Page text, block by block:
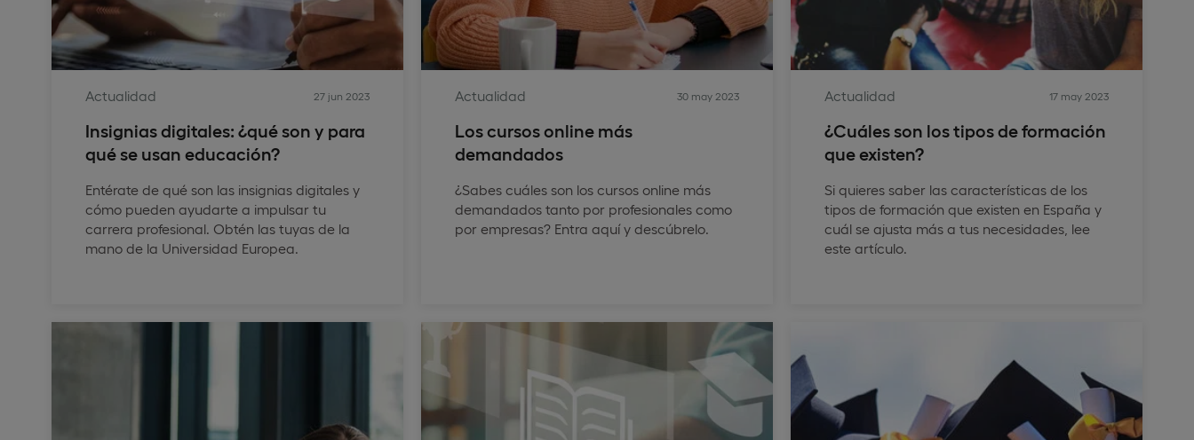
Actualidad 27 jun 2023
Insignias digitales: ¿qué son y para
qué se usan educación?
Entérate de qué son las insignias digitales y
cómo pueden ayudarte a impulsar tu
carrera profesional. Obtén las tuyas de la
mano de la Universidad Europea.
Actualidad 30 may 2023
Los cursos online más
demandados
¿Sabes cuáles son los cursos online más
demandados tanto por profesionales como
por empresas? Entra aquí y descúbrelo.
Actualidad 17 may 2023
¿Cuáles son los tipos de formación
que existen?
Si quieres saber las características de los
tipos de formación que existen en España y
cuál se ajusta más a tus necesidades, lee
este artículo.